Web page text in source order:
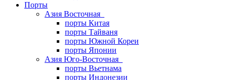
Порты
Азия Восточная
порты Китая
порты Тайваня
порты Южной Кореи
порты Японии
Азия Юго-Восточная
порты Вьетнама
порты Индонезии